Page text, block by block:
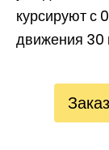
курсируют с
движения 30